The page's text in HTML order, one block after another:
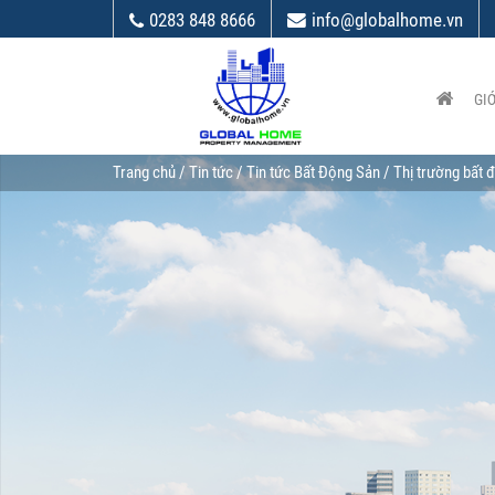
0283 848 8666 info@globalhome.vn
Trang chủ/ Tin tức/Tin tức Bất Động Sản/ Thị trường bất